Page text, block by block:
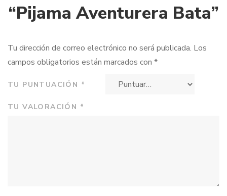
“Pijama Aventurera Bata”
Tu dirección de correo electrónico no será publicada. Los
campos obligatorios están marcados con *
TU PUNTUACIÓN *
TU VALORACIÓN *